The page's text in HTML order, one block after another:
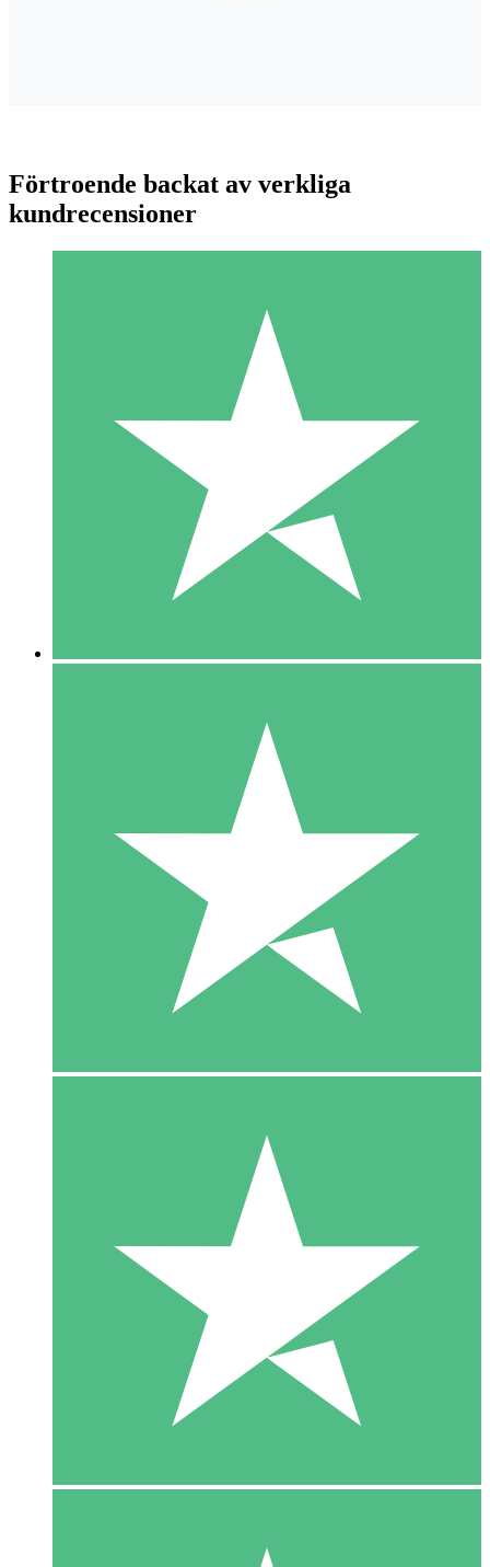
Individuella Kreditpaket
Betala per användning med nedladdningskrediter. Inget
1 Nedladdningar
10 00
10 Nedladdningar
20 00
Förtroende backat av verkliga
kundrecensioner